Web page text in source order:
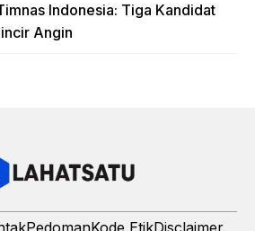
Indonesia: Tiga Kandidat
Angin